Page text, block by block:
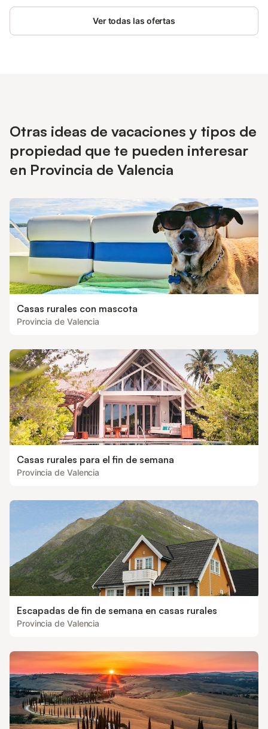
alojamiento es su zona exterior privada con piscina, jardín,
terraza descubierta, terraza cubierta y barbacoa. Hay 5 plazas
de aparcamiento disponibles en la propiedad. Se admiten
Ver todas las ofertas
Otras ideas de vacaciones y tipos de
propiedad que te pueden interesar
en Provincia de Valencia
Casas rurales con mascota
Provincia de Valencia
Casas rurales para el fin de semana
Provincia de Valencia
Escapadas de fin de semana en casas rurales
Provincia de Valencia